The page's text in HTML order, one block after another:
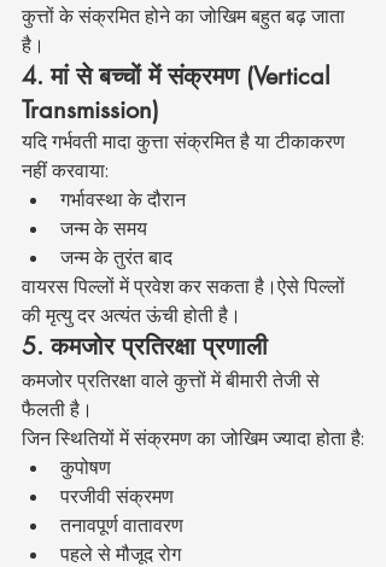
कुत्तों के संक्रमित होने का जोखिम बहुत बढ़ जाता
है।
4. मां से बच्चों में संक्रमण (Vertical
Transmission)
यदि गर्भवती मादा कुत्ता संक्रमित है या टीकाकरण
नहीं करवाया:
गर्भावस्था के दौरान
जन्म के समय
जन्म के तुरंत बाद
वायरस पिल्लों में प्रवेश कर सकता है।ऐसे पिल्लों
की मृत्यु दर अत्यंत ऊंची होती है।
5. कमजोर प्रतिरक्षा प्रणाली
कमजोर प्रतिरक्षा वाले कुत्तों में बीमारी तेजी से
फैलती है।
जिन स्थितियों में संक्रमण का जोखिम ज्यादा होता है:
कुपोषण
परजीवी संक्रमण
तनावपूर्ण वातावरण
पहले से मौजूद रोग